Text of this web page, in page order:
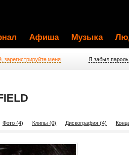
Афиша Музыка
зарегистрируйте меня Я забыл пароль
Фото (4) Клипы (0) Дискография (4)